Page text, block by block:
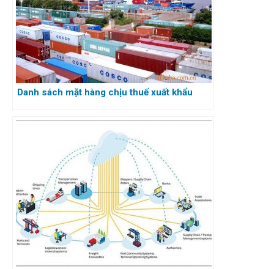
Danh sách mặt hàng chịu thuế xuất khẩu